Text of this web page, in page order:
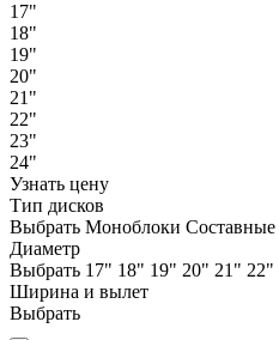
17"
18"
19"
20"
21"
22"
23"
24"
Узнать цену
Тип дисков
Выбрать Моноблоки Составные
Диаметр
Выбрать 17" 18" 19" 20" 21" 22"
Ширина и вылет
Выбрать